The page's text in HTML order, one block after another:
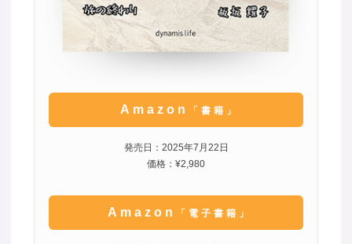
Amazon 「書籍」
発売日：2025年7月22日
価格：¥2,980
Amazon 「電子書籍」